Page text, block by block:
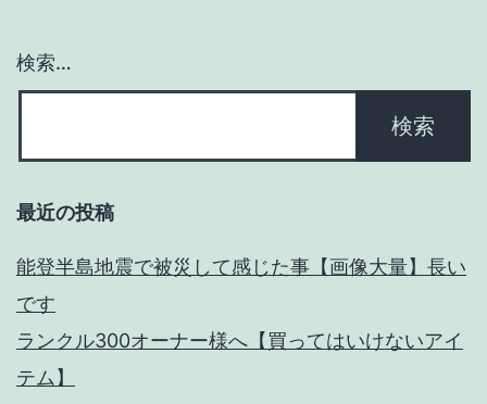
ン
検索…
最近の投稿
能登半島地震で被災して感じた事【画像大量】長い
です
ランクル300オーナー様へ【買ってはいけないアイ
テム】